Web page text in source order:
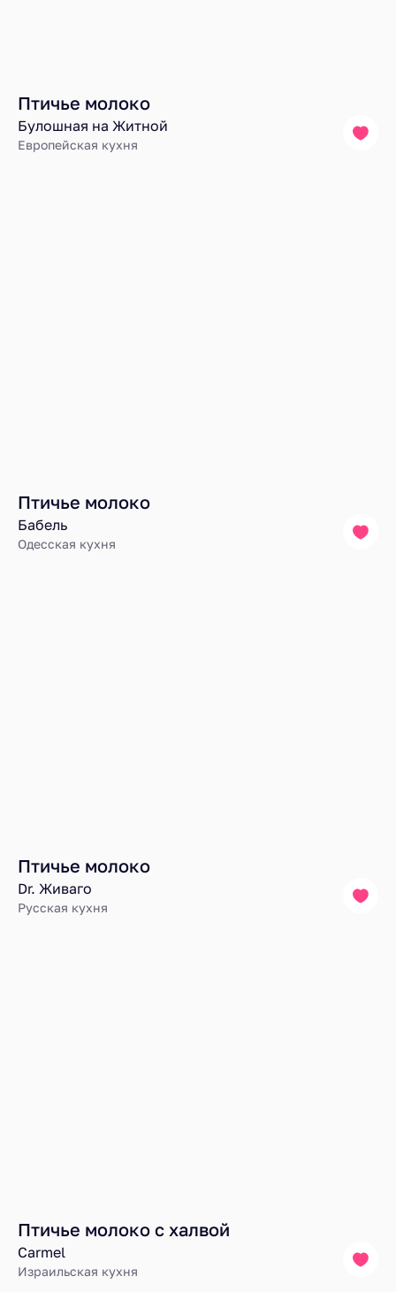
Птичье молоко
Булошная на Житной
Европейская кухня
Птичье молоко
Бабель
Одесская кухня
Птичье молоко
Dr. Живаго
Русская кухня
Птичье молоко с халвой
Carmel
Израильская кухня